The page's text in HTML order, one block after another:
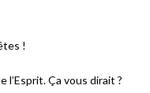
!
Ça vous dirait ?